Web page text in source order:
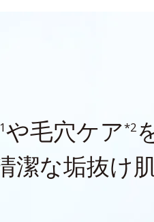
や毛穴ケア*2
潔な垢抜け